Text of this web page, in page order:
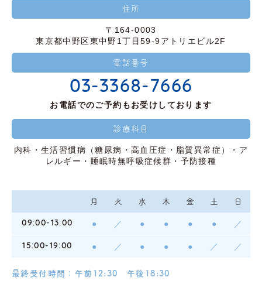
住所
〒164-0003
東京都中野区東中野1丁目59-9アトリエビル2F
電話番号
03-3368-7666
お電話でのご予約もお受けしております
診療科目
内科・生活習慣病（糖尿病・高血圧症・脂質異常症）・ア
レルギー・ 睡眠時無呼吸症候群・予防接種
月 火 水 木 金 土 日
09:00-13:00 ● ／ ● ● ● ● ／
15:00-19:00 ● ／ ● ● ● ／ ／
最終受付時間：午前12:30 午後18:30